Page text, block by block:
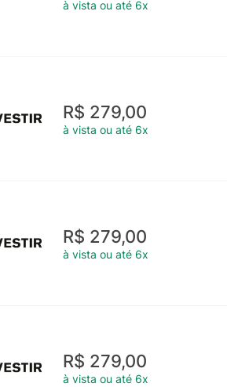
à vista ou até 6x
R$ 279,00
à vista ou até 6x
R$ 279,00
à vista ou até 6x
R$ 279,00
à vista ou até 6x